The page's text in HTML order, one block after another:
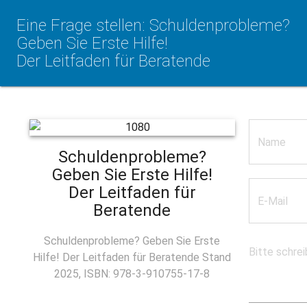
Eine Frage stellen: Schuldenprobleme?
Geben Sie Erste Hilfe!
Der Leitfaden für Beratende
Schuldenprobleme?
Geben Sie Erste Hilfe!
Der Leitfaden für
Beratende
Schuldenprobleme? Geben Sie Erste
Hilfe! Der Leitfaden für Beratende Stand
2025, ISBN: 978-3-910755-17-8